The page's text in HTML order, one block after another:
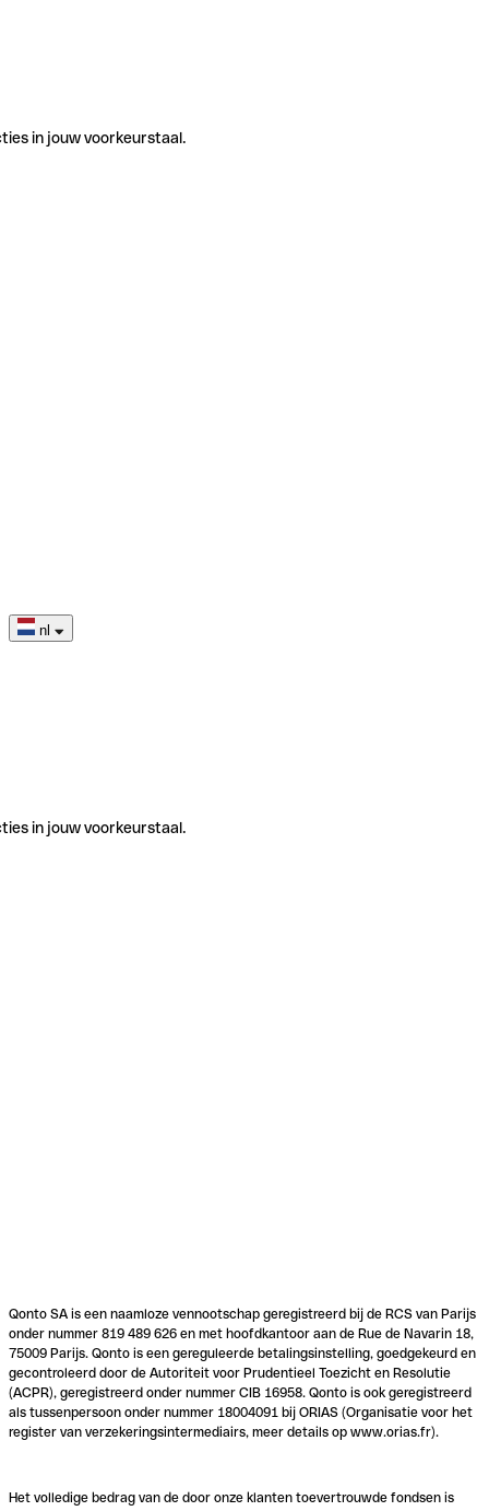
in jouw voorkeurstaal.
nl
in jouw voorkeurstaal.
Qonto SA is een naamloze vennootschap geregistreerd bij de RCS van Parijs
onder nummer 819 489 626 en met hoofdkantoor aan de Rue de Navarin 18,
75009 Parijs. Qonto is een gereguleerde betalingsinstelling, goedgekeurd en
gecontroleerd door de Autoriteit voor Prudentieel Toezicht en Resolutie
(ACPR), geregistreerd onder nummer CIB 16958. Qonto is ook geregistreerd
als tussenpersoon onder nummer 18004091 bij ORIAS (Organisatie voor het
register van verzekeringsintermediairs, meer details op www.orias.fr).
Het volledige bedrag van de door onze klanten toevertrouwde fondsen is